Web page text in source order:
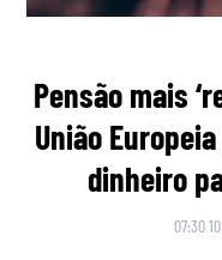
Pensão mais
União
dinheiro
07:30